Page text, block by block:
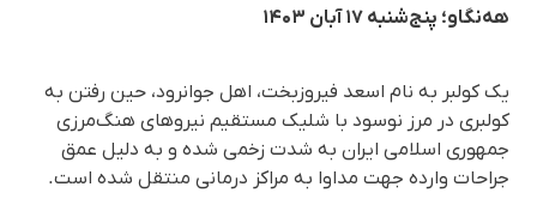
هه‌نگاو؛ پنج‌شنبه ۱۷ آبان ۱۴۰۳
یک کولبر بە نام اسعد فیروزبخت، اهل جوانرود، حین رفتن به
کولبری در مرز نوسود با شلیک مستقیم نیروهای هنگ‌مرزی
جمهوری اسلامی ایران به شدت زخمی شده و به دلیل عمق
جراحات وارده جهت مداوا به مراکز درمانی منتقل شدە است.